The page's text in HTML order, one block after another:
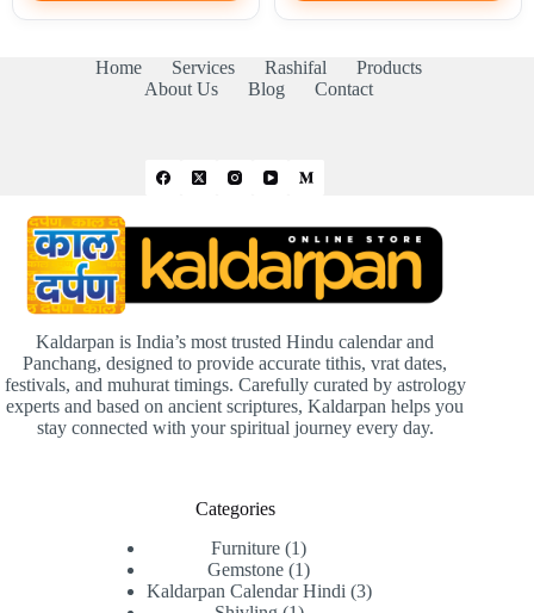
Home Services Rashifal
Products
About Us
Blog Contact
Kaldarpan is India’s most trusted Hindu calendar and
Panchang, designed to provide accurate tithis, vrat dates,
festivals, and muhurat timings. Carefully curated by astrology
experts and based on ancient scriptures, Kaldarpan helps you
stay connected with your spiritual journey every day.
Categories
Furniture 1
Gemstone 1
Kaldarpan Calendar Hindi 3